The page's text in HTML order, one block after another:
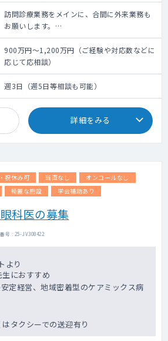
訪問診療業務をメインに、合間に外来業務も
お願いします。
法人内の関連施設（病院隣接）の50～60名程
度をメインに、近隣の居宅も1～3件程お願い
致します。
外来は一般内科外来をはじめ、先生のご専門
に応じてお願いしております。
900万円～1,200万円（ご経験や対応数などに
応じて応相談）
週3日（週5日等相談も可能）
詳細をみる
祝休み可 当直なし
オンコールなし
綺麗な施設 学会補助あり
科医の募集
号 : 25-JV308422
より
生におすすめ
定経営、地域密着型のケアミックス病
タクシーでの送迎有り